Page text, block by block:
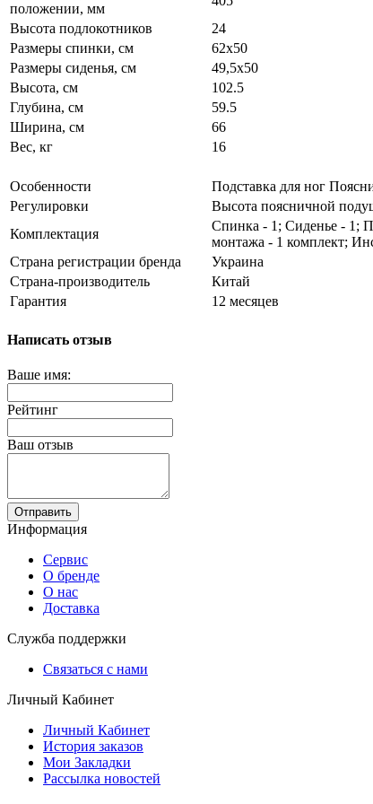
положении, мм
Высота подлокотников
24
Размеры спинки, см
62х50
Размеры сиденья, см
49,5х50
Высота, см
102.5
Глубина, см
59.5
Ширина, см
66
Вес, кг
16
Особенности
Подставка для ног
Регулировки
Высота поясничной
Комплектация
Спинка - 1; Сиденье - 1;
монтажа - 1 комплект;
Страна регистрации бренда
Украина
Страна-производитель
Китай
Гарантия
12 месяцев
Написать отзыв
Ваше имя:
Рейтинг
Ваш отзыв
Отправить
Информация
Сервис
О бренде
О нас
Доставка
Служба поддержки
Связаться с нами
Личный Кабинет
Личный Кабинет
История заказов
Мои Закладки
Рассылка новостей